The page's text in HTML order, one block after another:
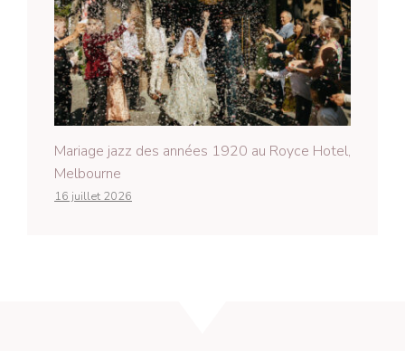
Mariage jazz des années 1920 au Royce Hotel,
Melbourne
16 juillet 2026